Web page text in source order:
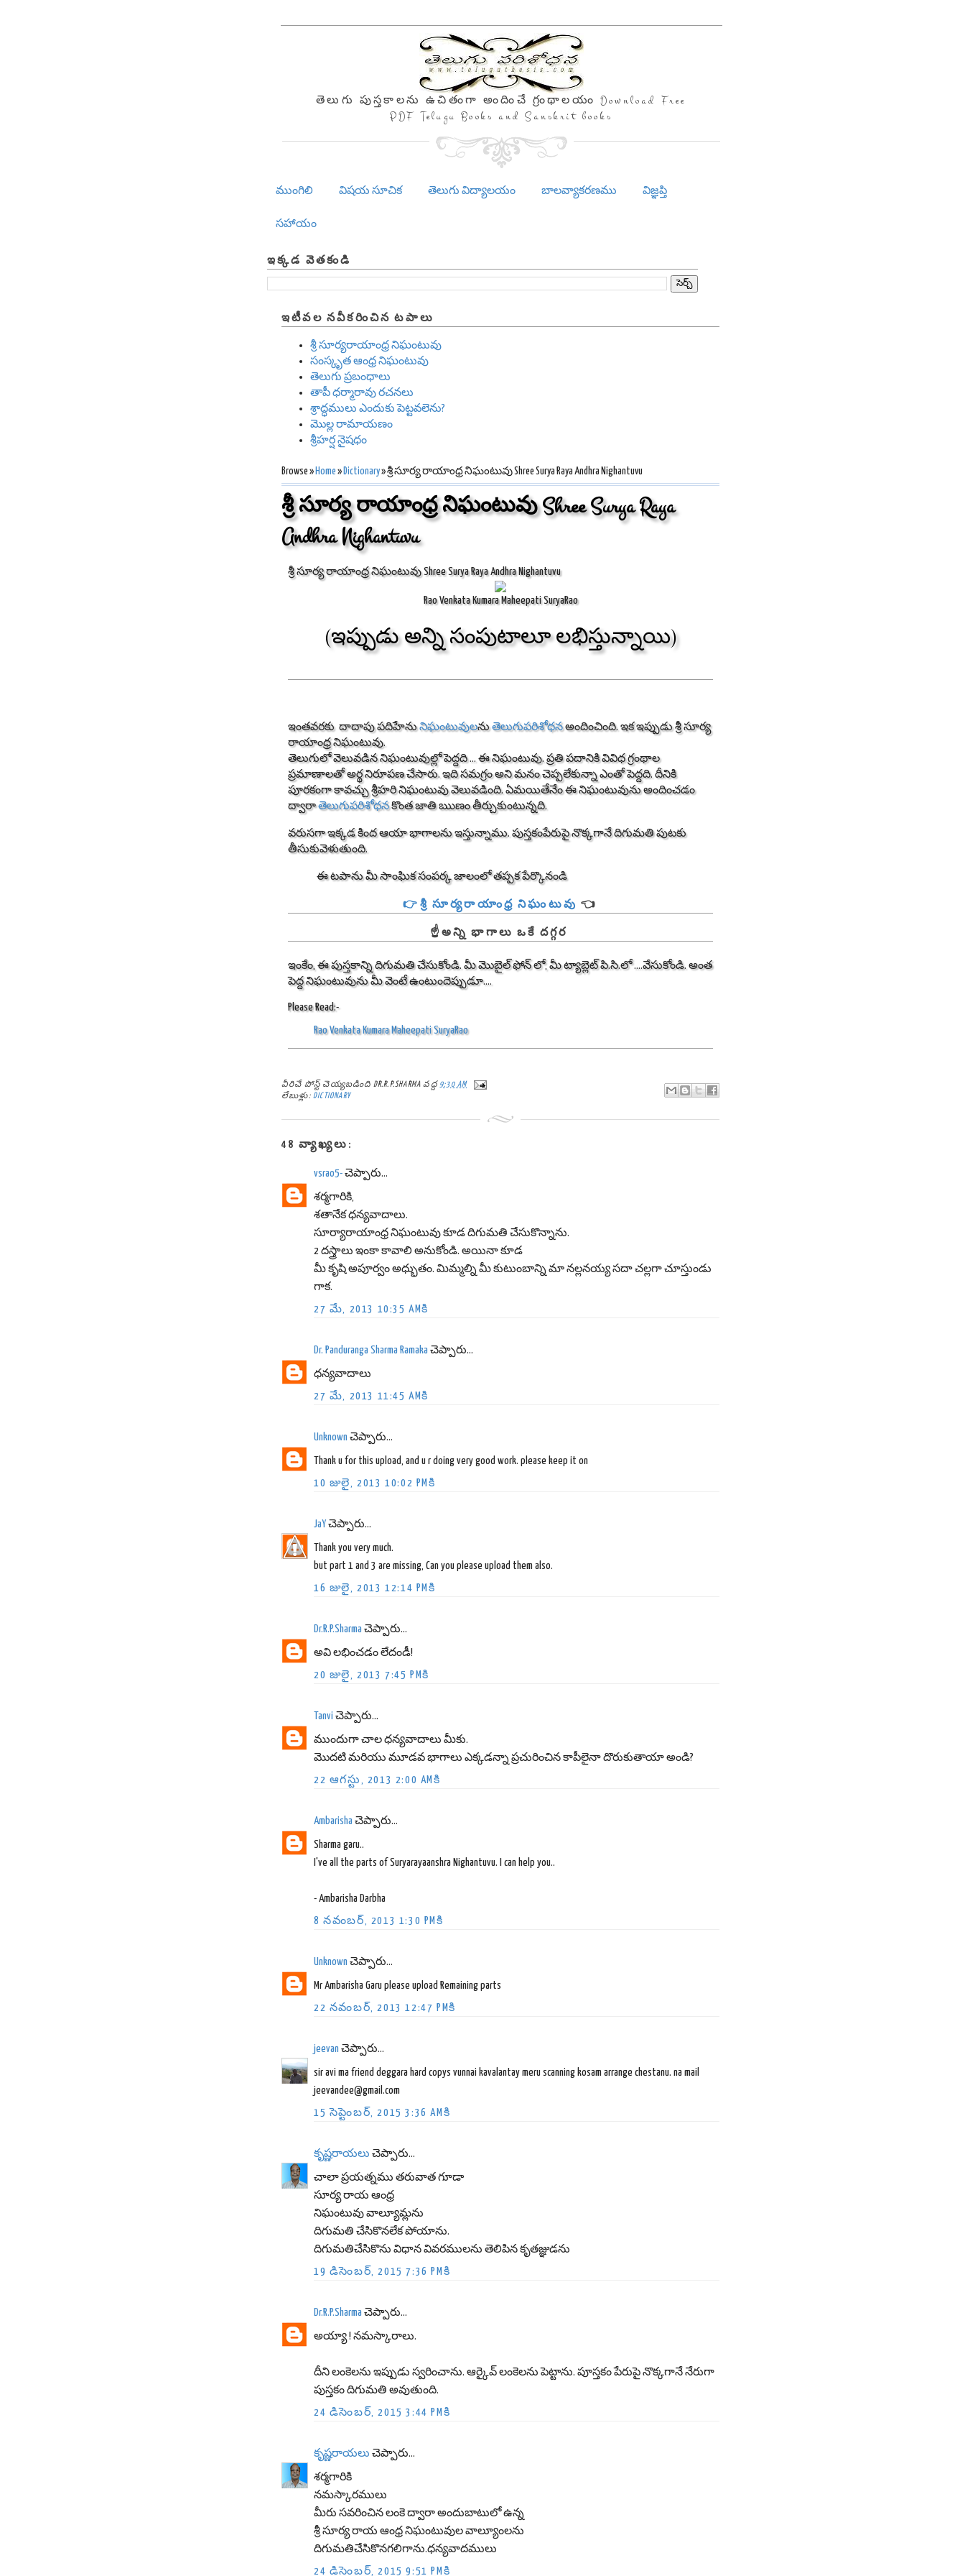
తెలుగు పుస్తకాలను ఉచితంగా అందించే గ్రంథాలయం Download Free
PDF Telugu Books and Sanskrit books
ముంగిలి విషయ సూచిక తెలుగు విద్యాలయం బాలవ్యాకరణము విజ్ఞప్తి
సహాయం
ఇక్కడ వెతకండి
ఇటీవల నవీకరించిన టపాలు
శ్రీ సూర్యరాయాంధ్ర నిఘంటువు
సంస్కృత ఆంధ్ర నిఘంటువు
తెలుగు ప్రబంధాలు
తాపీ ధర్మారావు రచనలు
శ్రాద్ధములు ఎందుకు పెట్టవలెను?
మొల్ల రామాయణం
శ్రీహర్ష నైషధం
Browse » Home » Dictionary» శ్రీ సూర్య రాయాంధ్ర నిఘంటువు Shree Surya Raya Andhra Nighantuvu
శ్రీ సూర్య రాయాంధ్ర నిఘంటువు Shree Surya Raya
Andhra Nighantuvu
శ్రీ సూర్య రాయాంధ్ర నిఘంటువు Shree Surya Raya Andhra Nighantuvu
Rao Venkata Kumara Maheepati SuryaRao
(ఇప్పుడు అన్ని సంపుటాలూ లభిస్తున్నాయి)
ఇంతవరకు దాదాపు పదిహేనునిఘంటువులనుతెలుగుపరిశోధనఅందించింది. ఇక ఇప్పుడు శ్రీ సూర్య
రాయాంధ్ర నిఘంటువు.
తెలుగులో వెలువడిన నిఘంటువుల్లో పెద్దది ... ఈ నిఘంటువు. ప్రతి పదానికి వివిధ గ్రంథాల
ప్రమాణాలతో అర్థ నిరూపణ చేసారు. ఇది సమగ్రం అని మనం చెప్పలేకున్నా ఎంతో పెద్దది. దీనికి
పూరకంగా కావచ్చు శ్రీహరి నిఘంటువు వెలువడింది. ఏమయితేనేం ఈ నిఘంటువును అందించడం
ద్వారాతెలుగుపరిశోధనకొంత జాతి ఋణం తీర్చుకుంటున్నది.
వరుసగా ఇక్కడ కింద ఆయా భాగాలను ఇస్తున్నాము. పుస్తకంపేరుపై నొక్కగానే దిగుమతి పుటకు
తీసుకువెళుతుంది.
ఈ టపాను మీ సాంఘిక సంపర్క జాలంలో తప్పక పేర్కొనండి
👉శ్రీ సూర్యరాయాంధ్ర నిఘంటువు 👈
☝️అన్ని భాగాలు ఒకే దగ్గర
ఇంకేం, ఈ పుస్తకాన్ని దిగుమతి చేసుకోండి. మీ మొబైల్ ఫోన్ లో, మీ ట్యాబ్లెట్ పి.సి.లో ....వేసుకోండి. అంత
పెద్ద నిఘంటువును మీ వెంటే ఉంటుందెప్పుడూ....
Please Read:-
Rao Venkata Kumara Maheepati SuryaRao
వీరిచే పోస్ట్ చెయ్యబడింది DR.R.P.SHARMA వద్ద 9:30 AM
లేబుళ్లు: DICTIONARY
48 వ్యాఖ్యలు:
vsrao5- చెప్పారు...
శర్మగారికి,
శతానేక ధన్యవాదాలు.
సూర్యారాయాంధ్ర నిఘంటువు కూడ దిగుమతి చేసుకొన్నాను.
2 దస్త్రాలు ఇంకా కావాలి అనుకోండి. అయినా కూడ
మీ కృషి అపూర్వం అధ్భుతం. మిమ్మల్ని మీ కుటుంబాన్ని మా నల్లనయ్య సదా చల్లగా చూస్తుండు
గాక.
27 మే, 2013 10:35 AMకి
Dr. Panduranga Sharma Ramaka చెప్పారు...
ధన్యవాదాలు
27 మే, 2013 11:45 AMకి
Unknown చెప్పారు...
Thank u for this upload, and u r doing very good work. please keep it on
10 జులై, 2013 10:02 PMకి
JaY చెప్పారు...
Thank you very much.
but part 1 and 3 are missing, Can you please upload them also.
16 జులై, 2013 12:14 PMకి
Dr.R.P.Sharma చెప్పారు...
అవి లభించడం లేదండీ!
20 జులై, 2013 7:45 PMకి
Tanvi చెప్పారు...
ముందుగా చాల ధన్యవాదాలు మీకు.
మొదటి మరియు మూడవ భాగాలు ఎక్కడన్నా ప్రచురించిన కాపీలైనా దొరుకుతాయా అండి?
22 ఆగస్టు, 2013 2:00 AMకి
Ambarisha చెప్పారు...
Sharma garu..
I've all the parts of Suryarayaanshra Nighantuvu. I can help you..
- Ambarisha Darbha
8 నవంబర్, 2013 1:30 PMకి
Unknown చెప్పారు...
Mr Ambarisha Garu please upload Remaining parts
22 నవంబర్, 2013 12:47 PMకి
jeevan చెప్పారు...
sir avi ma friend deggara hard copys vunnai kavalantay meru scanning kosam arrange chestanu. na mail
jeevandee@gmail.com
15 సెప్టెంబర్, 2015 3:36 AMకి
కృష్ణరాయలు చెప్పారు...
చాలా ప్రయత్నము తరువాత గూడా
సూర్య రాయ ఆంధ్ర
నిఘంటువు వాల్యూమ్లను
దిగుమతి చేసికొనలేక పోయాను.
దిగుమతిచేసికొను విధాన వివరములను తెలిపిన కృతజ్ఞుడను
19 డిసెంబర్, 2015 7:36 PMకి
Dr.R.P.Sharma చెప్పారు...
అయ్యా ! నమస్కారాలు.
దీని లంకెలను ఇప్పుడు స్వరించాను. ఆర్కైవ్ లంకెలను పెట్టాను. పూస్తకం పేరుపై నొక్కగానే నేరుగా
పుస్తకం దిగుమతి అవుతుంది.
24 డిసెంబర్, 2015 3:44 PMకి
కృష్ణరాయలు చెప్పారు...
శర్మగారికి
నమస్కారములు
మీరు సవరించిన లంకె ద్వారా అందుబాటులో ఉన్న
శ్రీ సూర్య రాయ ఆంధ్ర నిఘంటువుల వాల్యూంలను
దిగుమతిచేసికొనగలిగాను.ధన్యవాదములు
24 డిసెంబర్, 2015 9:51 PMకి